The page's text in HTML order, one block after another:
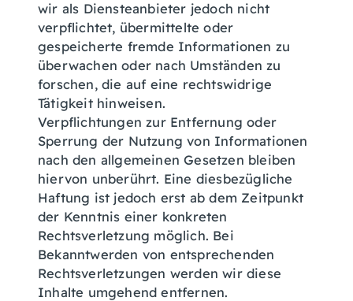
wir als Diensteanbieter jedoch nicht
verpflichtet, übermittelte oder
gespeicherte fremde Informationen zu
überwachen oder nach Umständen zu
forschen, die auf eine rechtswidrige
Tätigkeit hinweisen.
Verpflichtungen zur Entfernung oder
Sperrung der Nutzung von Informationen
nach den allgemeinen Gesetzen bleiben
hiervon unberührt. Eine diesbezügliche
Haftung ist jedoch erst ab dem Zeitpunkt
der Kenntnis einer konkreten
Rechtsverletzung möglich. Bei
Bekanntwerden von entsprechenden
Rechtsverletzungen werden wir diese
Inhalte umgehend entfernen.